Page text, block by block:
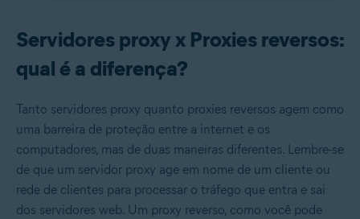
Servidores proxy x Proxies reversos:
qual é a diferença?
Tanto servidores proxy quanto proxies reversos agem como
uma barreira de proteção entre a internet e os
computadores, mas de duas maneiras diferentes. Lembre-se
de que um servidor proxy age em nome de um cliente ou
rede de clientes para processar o tráfego que entra e sai
dos servidores web. Um proxy reverso, como você pode